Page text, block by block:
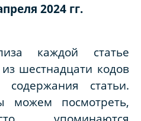
2024 гг.
каждой статье
шестнадцати кодов
статьи.
можем посмотреть,